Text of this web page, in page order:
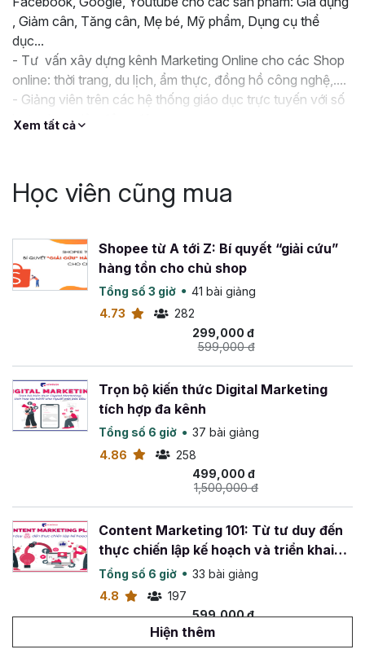
, Giảm cân, Tăng cân, Mẹ bé, Mỹ phẩm, Dụng cụ thể
dục...
- Tư vấn xây dựng kênh Marketing Online cho các Shop
online: thời trang, du lịch, ẩm thực, đồng hồ công nghệ,....
- Giảng viên trên các hệ thống giáo dục trực tuyến với số
lượng học viên đông đảo
quảng cáo, từ chọn lựa sản phẩm phù hợp, nghiên cứu đối
thủ, phân tích từ khóa tìm kiếm, xây dựng landing page -
Tham khảo thêm tại: https://vungocquyen.com/
Xem tất cả
Học viên cũng mua
Shopee từ A tới Z: Bí quyết “giải cứu”
hàng tồn cho chủ shop
Tổng số 3 giờ
41 bài giảng
4.73
282
299,000 đ
599,000 đ
Trọn bộ kiến thức Digital Marketing
tích hợp đa kênh
Tổng số 6 giờ
37 bài giảng
4.86
258
499,000 đ
1,500,000 đ
Content Marketing 101: Từ tư duy đến
thực chiến lập kế hoạch và triển khai
chiến dịch Content Marketing
Tổng số 6 giờ
33 bài giảng
4.8
197
599,000 đ
1,500,000 đ
Hiện thêm